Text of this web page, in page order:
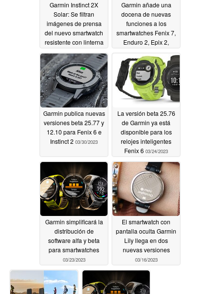
Garmin Instinct 2X
Solar: Se filtran
imágenes de prensa
del nuevo smartwatch
resistente con linterna
incorporada04/01/2023
Garmin añade una
docena de nuevas
funciones a los
smartwatches Fenix 7,
Enduro 2, Epix 2,
una nueva
actualización beta
03/30/2023
Garmin publica nuevas
versiones beta 25.77 y
12.10 para Fenix 6 e
Instinct 2 03/30/2023
La versión beta 25.76
de Garmin ya está
disponible para los
relojes inteligentes
Fenix 6 03/24/2023
Garmin simplificará la
distribución de
software alfa y beta
para smartwatches
03/23/2023
El smartwatch con
pantalla oculta Garmin
Lily llega en dos
nuevas versiones
03/16/2023